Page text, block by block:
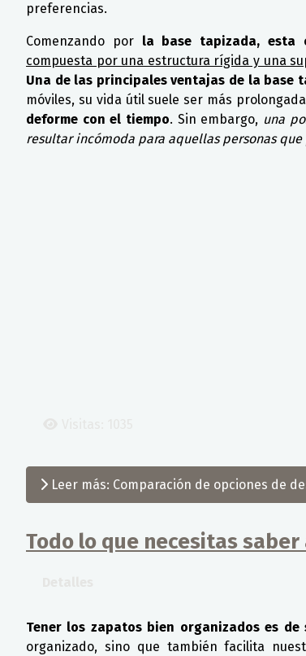
preferencias.
Comenzando porla base tapizada, esta
compuesta por una estructura rígida y una
Una de las principales ventajas de la base
móviles, su vida útil suele ser más
deforme con el tiempo. Sin embargo, una
resultar incómoda para aquellas personas
Leer más: Comparación de opciones de
Todo lo que necesitas
Tener los zapatos bien organizados es de
organizado, sino que también facilita